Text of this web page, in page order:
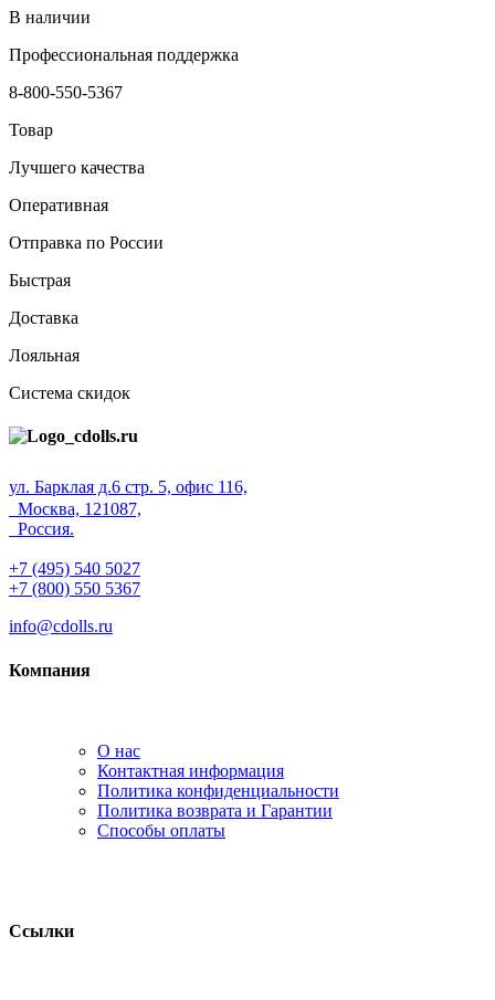
В наличии
Профессиональная поддержка
8-800-550-5367
Товар
Лучшего качества
Оперативная
Отправка по России
Быстрая
Доставка
Лояльная
Система скидок
ул. Барклая д.6 стр. 5, офис 116,
Москва, 121087,
Россия.
+7 (495) 540 5027
+7 (800) 550 5367
info@cdolls.ru
Компания
О нас
Контактная информация
Политика конфиденциальности
Политика возврата и Гарантии
Способы оплаты
Ссылки